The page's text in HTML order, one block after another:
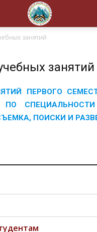
занятий
занятий
ПЕРВОГО
СПЕЦИАЛЬНОСТИ
ПОИСКИ И